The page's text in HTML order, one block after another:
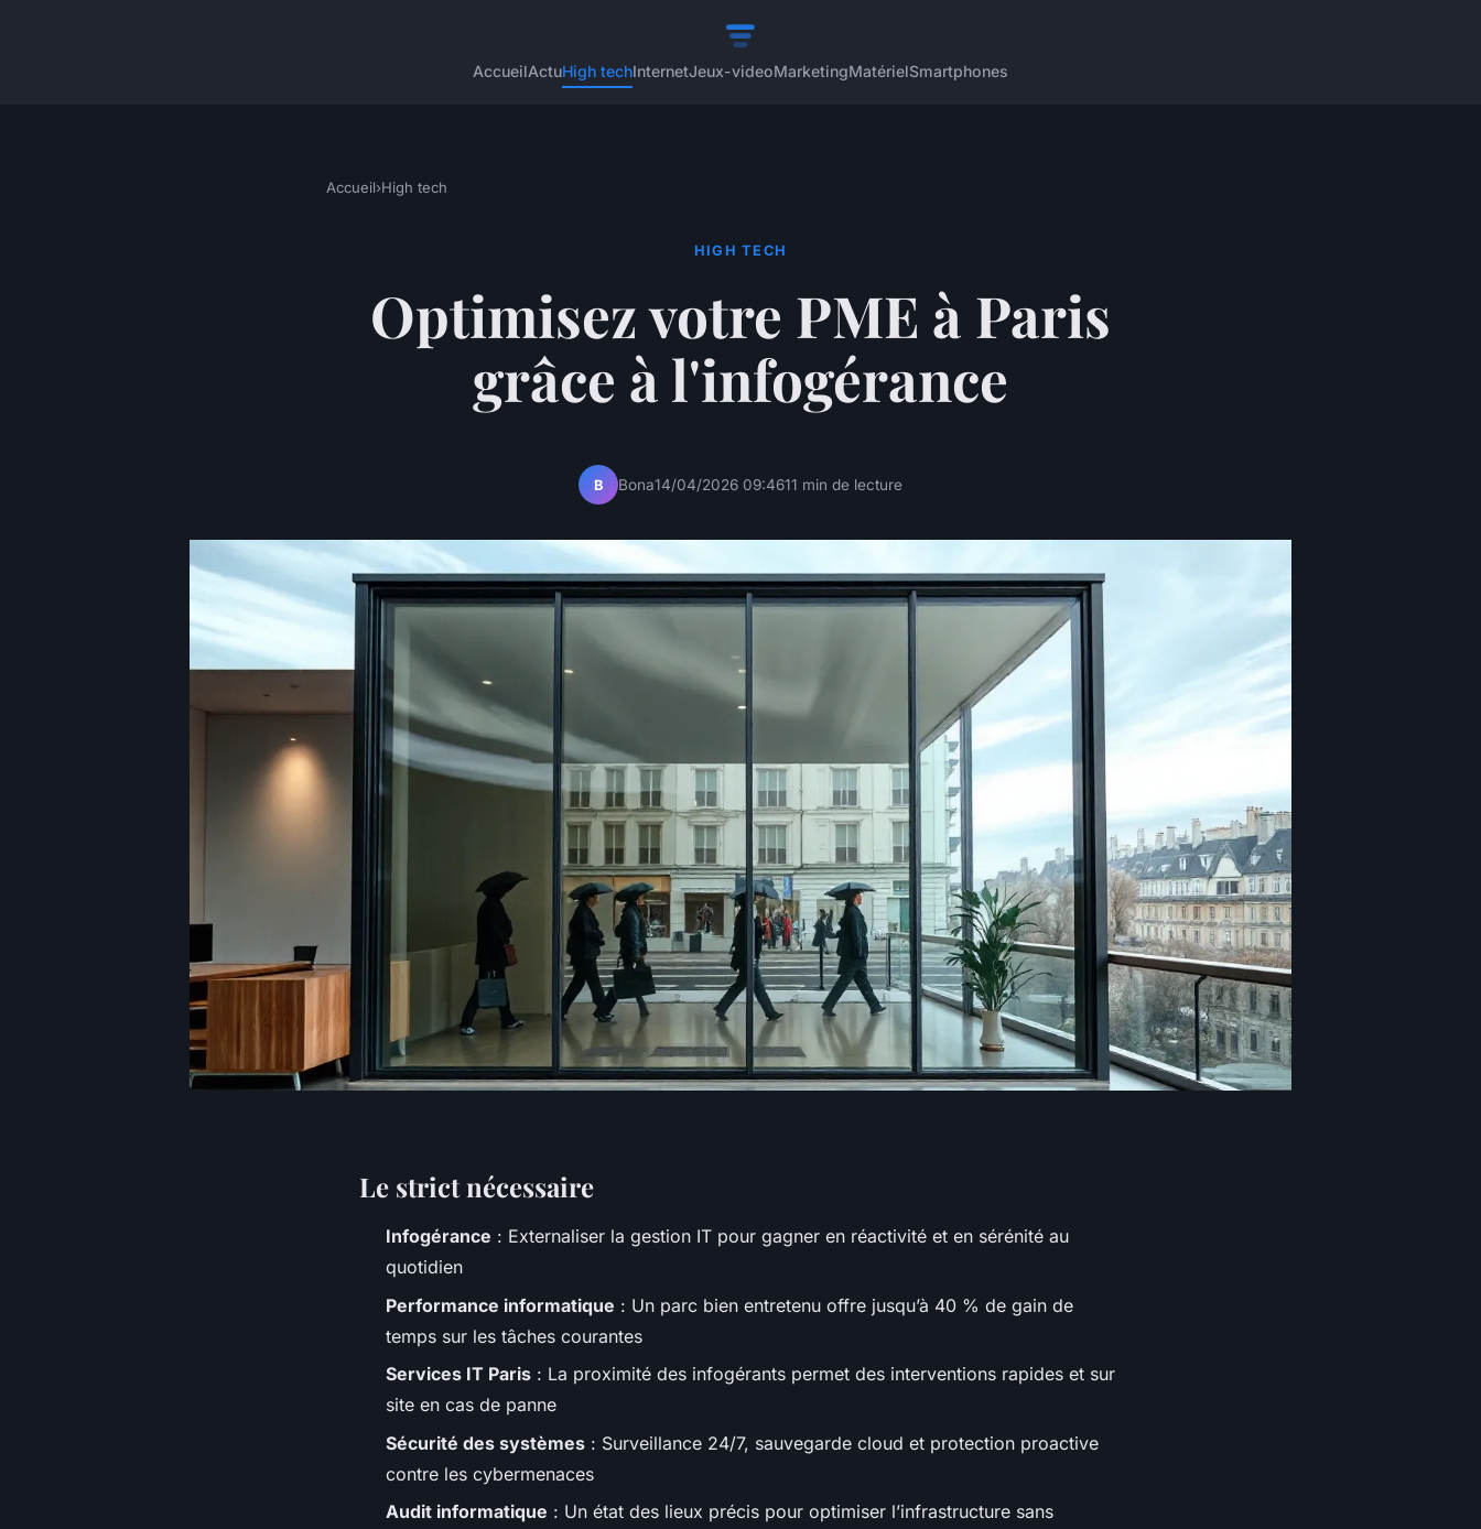
AccueilActuHigh techInternetJeux-videoMarketingMatérielSmartphones
Accueil›High tech
HIGH TECH
Optimisez votre PME à Paris
grâce à l'infogérance
B Bona14/04/2026 09:4611 min de lecture
Le strict nécessaire
Infogérance : Externaliser la gestion IT pour gagner en réactivité et en sérénité au
quotidien
Performance informatique : Un parc bien entretenu offre jusqu’à 40 % de gain de
temps sur les tâches courantes
Services IT Paris : La proximité des infogérants permet des interventions rapides et sur
site en cas de panne
Sécurité des systèmes : Surveillance 24/7, sauvegarde cloud et protection proactive
contre les cybermenaces
Audit informatique : Un état des lieux précis pour optimiser l’infrastructure sans